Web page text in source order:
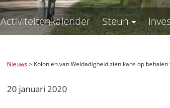
Activiteitenkalender Steun
Nieuws> Koloniën van Weldadigheid zien kans op
20 januari 2020